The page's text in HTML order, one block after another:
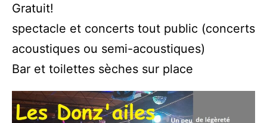
Gratuit!
spectacle et concerts tout public (concerts
acoustiques ou semi-acoustiques)
Bar et toilettes sèches sur place